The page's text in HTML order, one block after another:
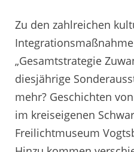
Zu den zahlreichen
„Gesamtstrategie
diesjährige
mehr? Geschichten
im kreiseigenen
Freilichtmuseum